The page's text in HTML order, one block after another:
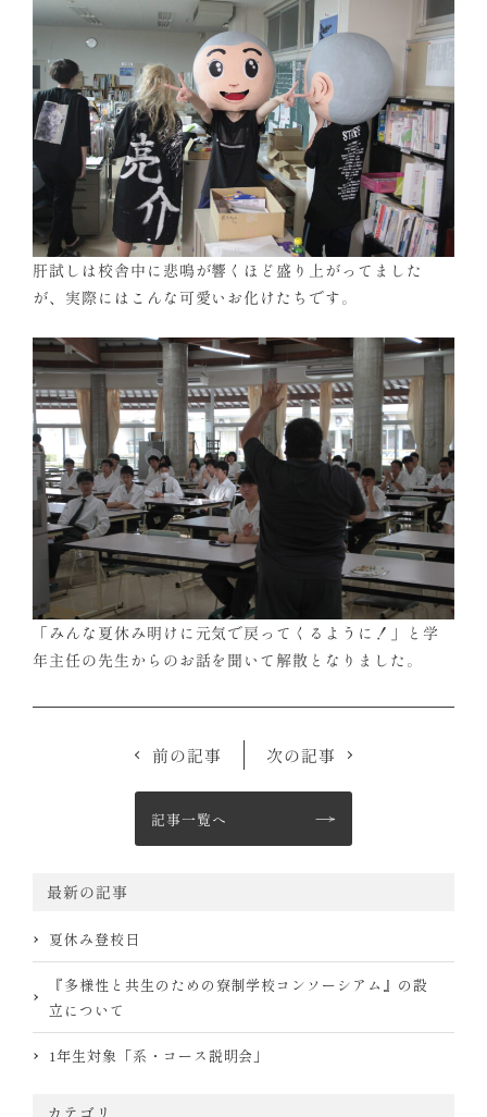
最新の記事
夏休み登校日
『多様性と共生のための寮制学校コンソーシアム』の設
立について
1年生対象「系・コース説明会」
カテゴリ
肝試しは校舎中に悲鳴が響くほど盛り上がってました
が、実際にはこんな可愛いお化けたちです。
「みんな夏休み明けに元気で戻ってくるように！」と学
年主任の先生からのお話を聞いて解散となりました。
記事一覧へ
前の記事 次の記事